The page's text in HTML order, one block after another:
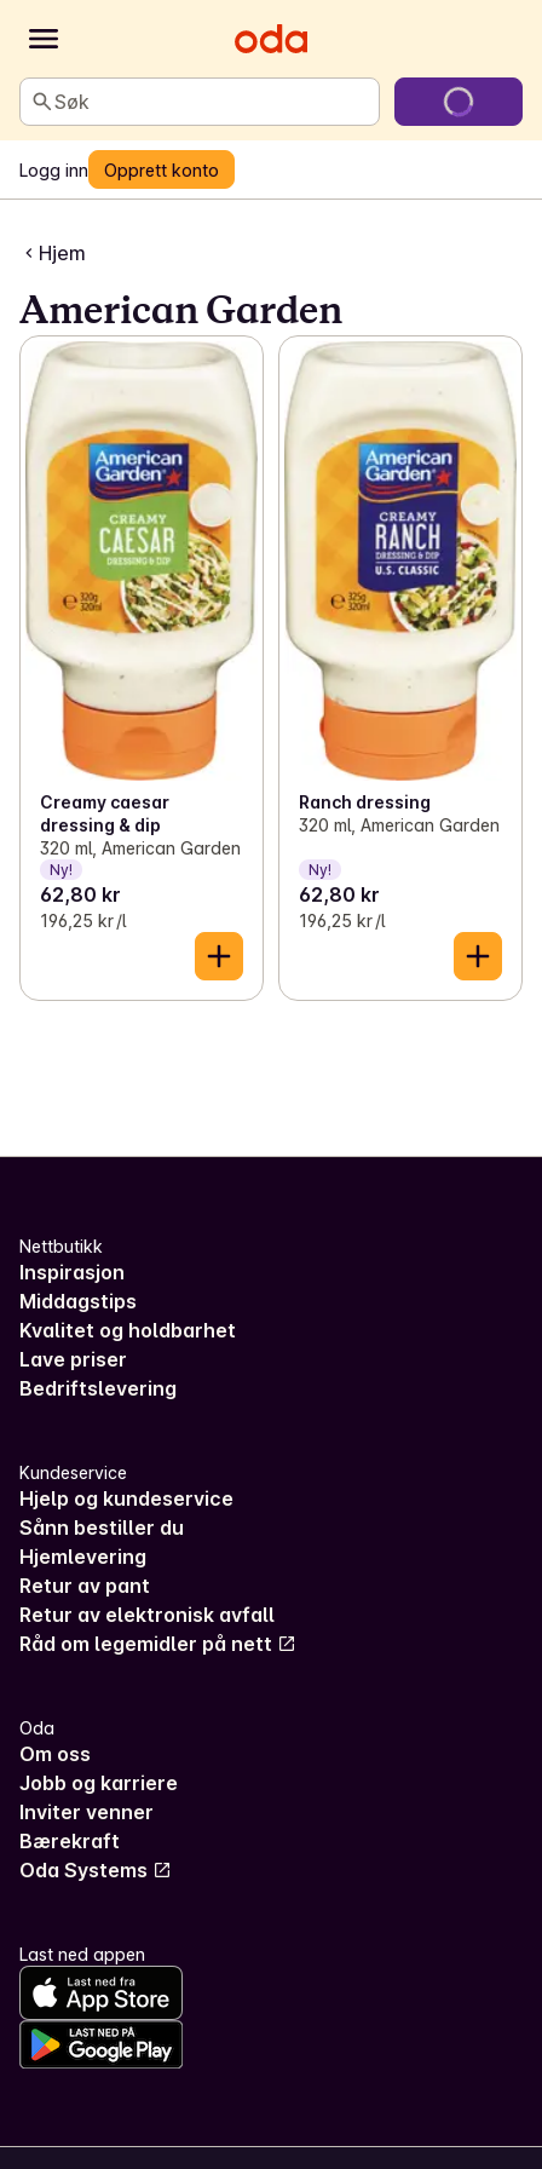
Søk
Logg inn Opprett konto
Hjem
American Garden
Creamy caesar
dressing & dip
320 ml, American Garden
Ny!
62,80 kr
196,25 kr /l
Ranch dressing
320 ml, American Garden
Ny!
62,80 kr
196,25 kr /l
Nettbutikk
Inspirasjon
Middagstips
Kvalitet og holdbarhet
Lave priser
Bedriftslevering
Kundeservice
Hjelp og kundeservice
Sånn bestiller du
Hjemlevering
Retur av pant
Retur av elektronisk avfall
Råd om legemidler på nett
Oda
Om oss
Jobb og karriere
Inviter venner
Bærekraft
Oda Systems
Last ned appen